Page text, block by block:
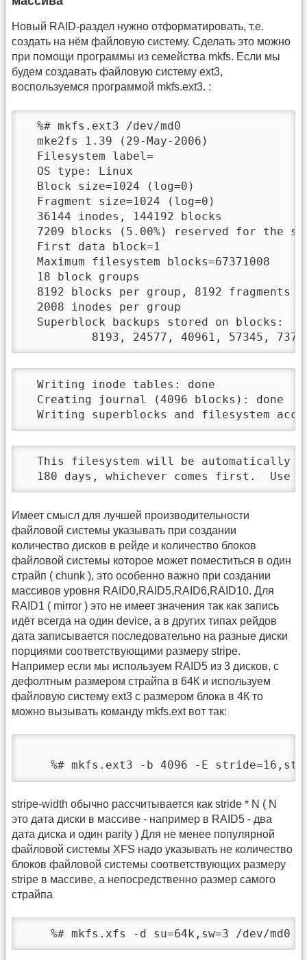
Новый RAID-раздел нужно отформатировать, т.е.
создать на нём файловую систему. Сделать это можно
при помощи программы из семейства mkfs. Если мы
будем создавать файловую систему ext3,
воспользуемся программой mkfs.ext3. :
  %# mkfs.ext3 /dev/md0
  mke2fs 1.39 (29-May-2006)
  Filesystem label=
  OS type: Linux
  Block size=1024 (log=0)
  Fragment size=1024 (log=0)
  36144 inodes, 144192 blocks
7209 blocks (5.00%) reserved for the
  First data block=1
  Maximum filesystem blocks=67371008
  18 block groups
8192 blocks per group, 8192 fragments
  2008 inodes per group
  Superblock backups stored on blocks:
8193, 24577, 40961, 57345,
Writing inode
  Creating journal (4096 blocks): done
Writing superblocks and filesystem
This filesystem will be automatically
180 days, whichever comes first.  Use
Имеет смысл для лучшей производительности
файловой системы указывать при создании
количество дисков в рейде и количество блоков
файловой системы которое может поместиться в один
страйп ( chunk ), это особенно важно при создании
массивов уровня RAID0,RAID5,RAID6,RAID10. Для
RAID1 ( mirror ) это не имеет значения так как запись
идёт всегда на один device, a в других типах рейдов
дата записывается последовательно на разные диски
порциями соответствующими размеру stripe.
Например если мы используем RAID5 из 3 дисков, с
дефолтным размером страйпа в 64К и используем
файловую систему ext3 с размером блока в 4К то
можно вызывать команду mkfs.ext вот так:
%# mkfs.ext3 -b 4096 -E
stripe-width обычно рассчитывается как stride * N ( N
это дата диски в массиве - например в RAID5 - два
дата диска и один parity ) Для не менее популярной
файловой системы XFS надо указывать не количество
блоков файловой системы соответствующих размеру
stripe в массиве, а непосредственно размер самого
страйпа
    %# mkfs.xfs -d su=64k,sw=3 /dev/md0